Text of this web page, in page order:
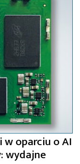
oparciu o AI
wydajne